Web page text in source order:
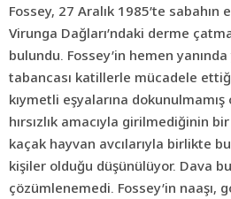
Fossey, 27 Aralık 1985’te
Virunga Dağları’ndaki derme
bulundu. Fossey’in hemen
tabancası katillerle mücadele
kıymetli eşyalarına
hırsızlık amacıyla girilmediğinin
kaçak hayvan avcılarıyla birlikte
kişiler olduğu düşünülüyor. Dava
çözümlenemedi. Fossey’in naaşı,